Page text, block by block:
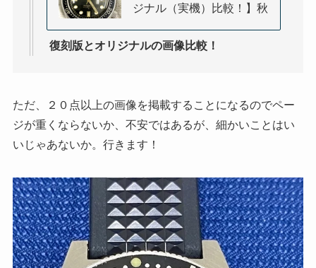
ジナル（実機）比較！】秋
復刻版とオリジナルの画像比較！
ただ、２０点以上の画像を掲載することになるのでペー
ジが重くならないか、不安ではあるが、細かいことはい
いじゃあないか。行きます！